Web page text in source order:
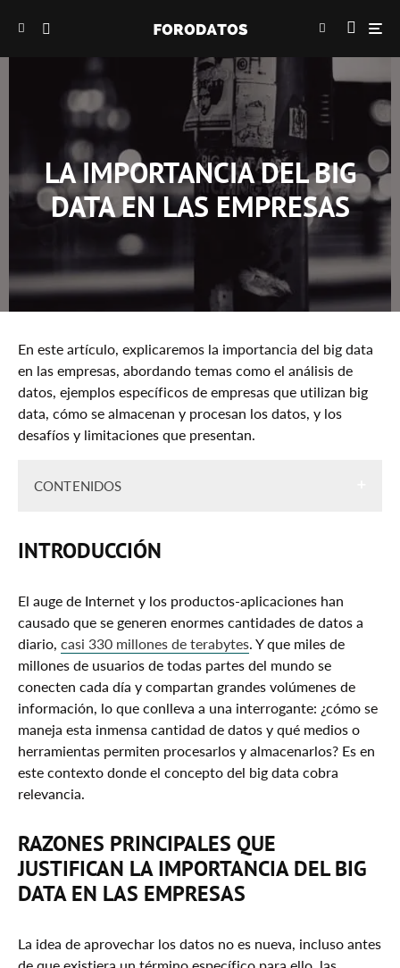
LA IMPORTANCIA DEL BIG
DATA EN LAS EMPRESAS
En este artículo, explicaremos la importancia del big data
en las empresas, abordando temas como el análisis de
datos, ejemplos específicos de empresas que utilizan big
data, cómo se almacenan y procesan los datos, y los
desafíos y limitaciones que presentan.
CONTENIDOS
Razones Principales Que Justifican La Importancia
1. Ayuda A Encontrar La Respuesta A Preguntas
Importantes De Los Clientes
2. Provee Información Para La Toma De
Decisiones
3. Facilita La Comprensión Y Optimización De
Los Procesos
4. Permite Formar A Las Nuevas Generaciones
De Trabajadores
Reputación De La Marca
6. Fomenta La Innovación & Desarrollo De
Nuevos Productos y Servicios
Desafíos Éticos & De Gobernanza Asociados Al Big
INTRODUCCIÓN
El auge de Internet y los productos-aplicaciones han
causado que se generen enormes cantidades de datos a
diario, casi 330 millones de terabytes. Y que miles de
millones de usuarios de todas partes del mundo se
conecten cada día y compartan grandes volúmenes de
información, lo que conlleva a una interrogante: ¿cómo se
maneja esta inmensa cantidad de datos y qué medios o
herramientas permiten procesarlos y almacenarlos? Es en
este contexto donde el concepto del big data cobra
relevancia.
RAZONES PRINCIPALES QUE
JUSTIFICAN LA IMPORTANCIA DEL BIG
DATA EN LAS EMPRESAS
La idea de aprovechar los datos no es nueva, incluso antes